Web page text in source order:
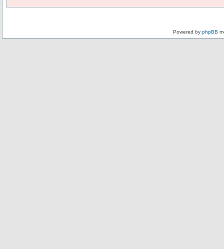
Powered by phpBB